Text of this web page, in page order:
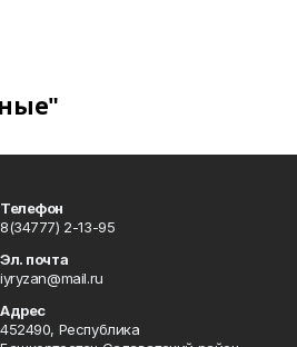
Телефон
8(34777) 2-13-95
Эл. почта
iyryzan@mail.ru
Адрес
452490, Республика